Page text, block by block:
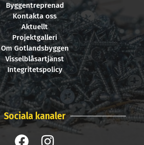
Byggentreprenad
Kontakta oss
Aktuellt
Projektgalleri
Om Gotlandsbyggen
Visselblåsartjänst
Integritetspolicy
Sociala kanaler